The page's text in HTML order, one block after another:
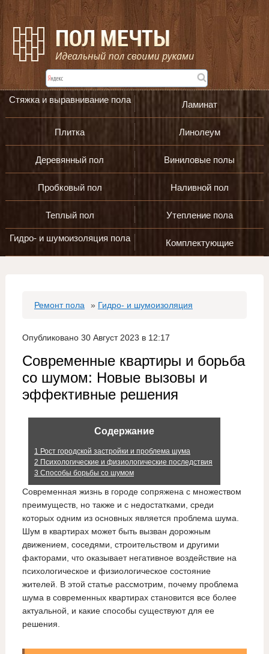
Стяжка и выравнивание пола Ламинат
Плитка Линолеум
Деревянный пол Виниловые полы
Пробковый пол Наливной пол
Теплый пол Утепление пола
Гидро- и шумоизоляция пола Комплектующие
Ремонт пола » Гидро- и шумоизоляция
Опубликовано 30 Август 2023 в 12:17
Современные квартиры и борьба
со шумом: Новые вызовы и
эффективные решения
Содержание
1 Рост городской застройки и проблема шума
2 Психологические и физиологические последствия
3 Способы борьбы со шумом
Современная жизнь в городе сопряжена с множеством
преимуществ, но также и с недостатками, среди
которых одним из основных является проблема шума.
Шум в квартирах может быть вызван дорожным
движением, соседями, строительством и другими
факторами, что оказывает негативное воздействие на
психологическое и физиологическое состояние
жителей. В этой статье рассмотрим, почему проблема
шума в современных квартирах становится все более
актуальной, и какие способы существуют для ее
решения.